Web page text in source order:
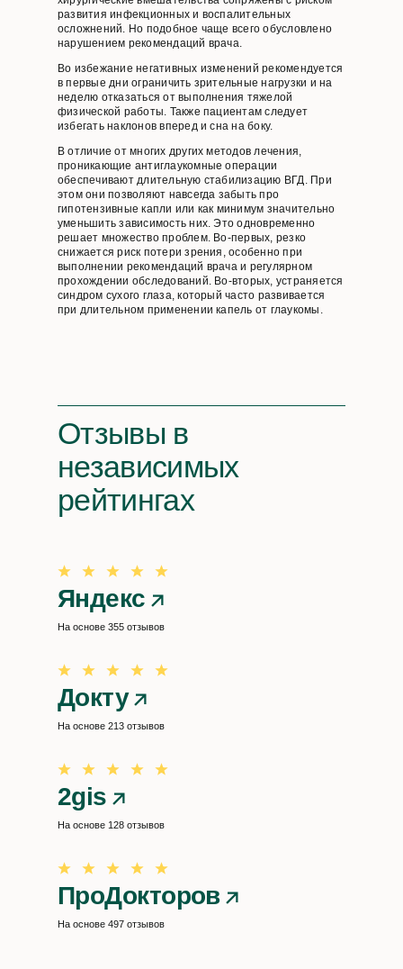
развития инфекционных и воспалительных
осложнений. Но подобное чаще всего обусловлено
нарушением рекомендаций врача.
Во избежание негативных изменений рекомендуется
в первые дни ограничить зрительные нагрузки и на
неделю отказаться от выполнения тяжелой
физической работы. Также пациентам следует
избегать наклонов вперед и сна на боку.
В отличие от многих других методов лечения,
проникающие антиглаукомные операции
обеспечивают длительную стабилизацию ВГД. При
этом они позволяют навсегда забыть про
гипотензивные капли или как минимум значительно
уменьшить зависимость них. Это одновременно
решает множество проблем. Во-первых, резко
снижается риск потери зрения, особенно при
выполнении рекомендаций врача и регулярном
прохождении обследований. Во-вторых, устраняется
синдром сухого глаза, который часто развивается
при длительном применении капель от глаукомы.
Отзывы в
независимых
рейтингах
Яндекс
На основе 355 отзывов
Докту
На основе 213 отзывов
2gis
На основе 128 отзывов
ПроДокторов
На основе 497 отзывов